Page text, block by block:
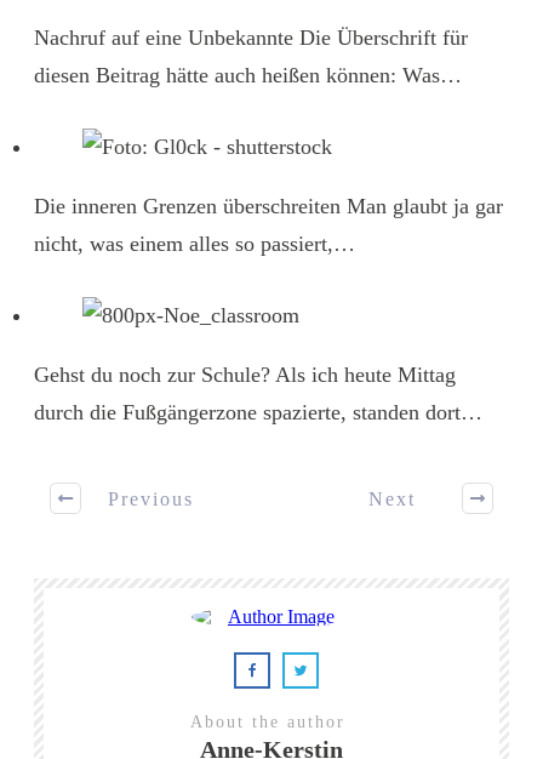
Nachruf auf eine Unbekannte Die Überschrift für
diesen Beitrag hätte auch heißen können: Was…
Die inneren Grenzen überschreiten Man glaubt ja gar
nicht, was einem alles so passiert,…
Gehst du noch zur Schule? Als ich heute Mittag
durch die Fußgängerzone spazierte, standen dort…
Previous Next
About the author
Anne-Kerstin